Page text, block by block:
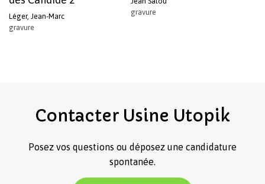
Léger, Jean-Marc
gravure
gravure
Contacter Usine Utopik
Posez vos questions ou déposez une candidature
spontanée.